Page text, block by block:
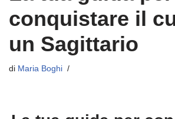
conquistare il
un Sagittario
di Maria Boghi